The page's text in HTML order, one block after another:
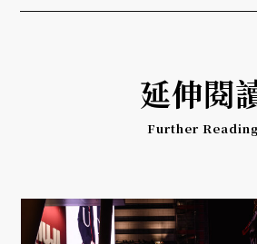
延伸閱
Further